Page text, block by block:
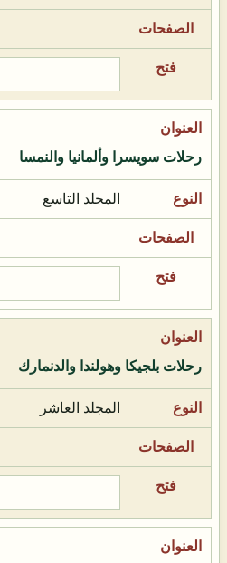
رحلات سويسرا وألمانيا والنمسا
المجلد التاسع
رحلات بلجيكا وهولندا والدنمارك
المجلد العاشر